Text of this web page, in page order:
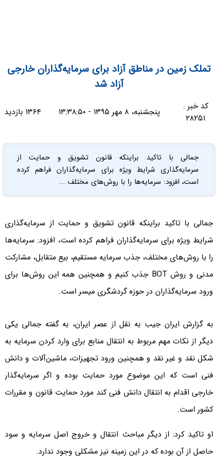
تملک زمین در مناطق آزاد برای سرمایه‌گذاران خارجی
آزاد شد
کد خبر :
۲۸۲۵۱
پنجشنبه، ۸ مهر ۱۳۹۵ - ۱۳:۳۸:۵۰ ۱۳۶۴ بازدید
جمالی با تاکید براینکه قانون تشویق و حمایت از
سرمایه‌گذاری شرایط ویژه برای سرمایه‌گذاران فراهم کرده
است، افزود: سرمایه‌ها را با روش‌های مختلف ...
جمالی با تاکید براینکه قانون تشویق و حمایت از سرمایه‌گذاری
شرایط ویژه برای سرمایه‌گذاران فراهم کرده است، افزود: سرمایه‌ها
را با روش‌های مختلف، جذب سرمایه‌ مستقیم، بیع متقابل، مشارکت
مدنی و روش BOT جذب کنیم و همچنین همه این روش‌ها برای
ورود سرمایه‌گذاران در حوزه گردشگری میسر است.
به گزارش ایران جیب به نقل از عصر ایران، به گفته جمالی یکی
دیگر از نکات مهم مربوط به انتقال منابع برای وارد کردن سرمایه به
شکل نقد و غیر نقد و همچنین ورود تجهیزات، ماشین‌آلات و دانش
فنی است که این موضوع مورد حمایت بوده و اگر سرمایه‌گذار
خارجی اقدام به انتقال دانش فنی کند مورد حمایت قانون و مقررات
کشور است.
او تاکید کرد: از دیگر مباحث انتقال و خروج اصل سرمایه‌ و سود
حاصل از آن بوده که در این زمینه نیز مشکلی وجود ندارد.